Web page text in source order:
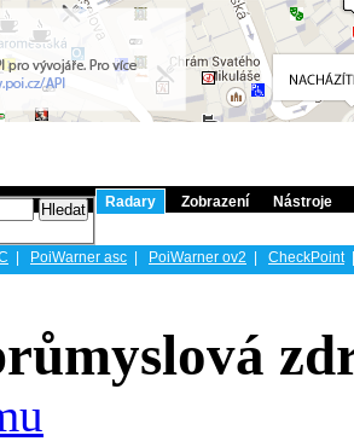
Radary Zobrazení Nástroje
PoiWarner asc PoiWarner ov2 CheckPoint